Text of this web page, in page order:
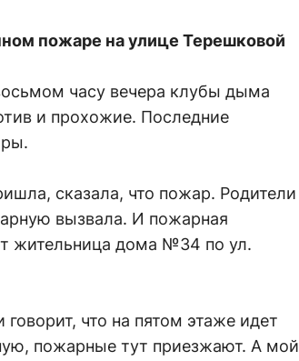
пожаре на улице Терешковой
часу вечера клубы дыма
и прохожие. Последние
сказала, что пожар. Родители
вызвала. И пожарная
жительница дома №34 по ул.
что на пятом этаже идет
пожарные тут приезжают. А мой